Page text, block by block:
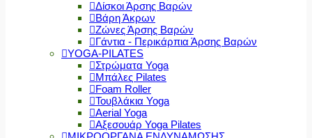
Δίσκοι Άρσης Βαρών
Βάρη Άκρων
Ζώνες Άρσης Βαρών
Γάντια - Περικάρπια Άρσης Βαρών
YOGA-PILATES
Στρώματα Yoga
Μπάλες Pilates
Foam Roller
Τουβλάκια Yoga
Aerial Yoga
Αξεσουάρ Yoga Pilates